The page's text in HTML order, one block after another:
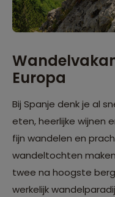
Europa
Bij Spanje denk je al
eten, heerlijke wijnen
fijn wandelen en
wandeltochten
twee na hoogste
werkelijk